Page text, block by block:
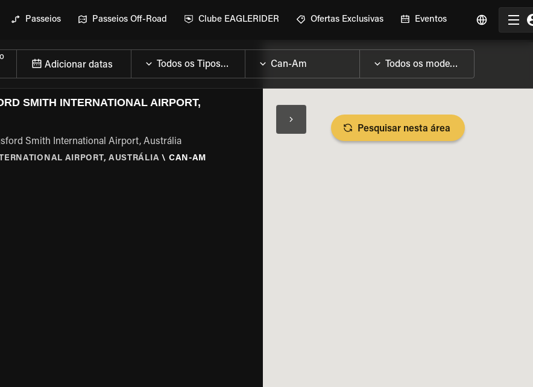
Passeios Passeios Off-Road Clube EAGLERIDER Ofertas Exclusivas Eventos
Adicionar datas
SMITH INTERNATIONAL AIRPORT,
Smith International Airport, Austrália
AIRPORT, AUSTRÁLIA \ CAN-AM
Pesquisar nesta área